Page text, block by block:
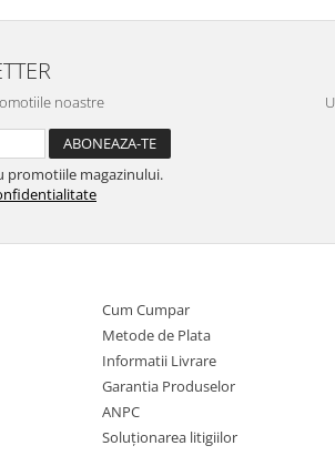
noastre
promotiile magazinului.
Cum Cumpar
Metode de Plata
Informatii Livrare
Garantia Produselor
ANPC
Soluționarea litigiilor